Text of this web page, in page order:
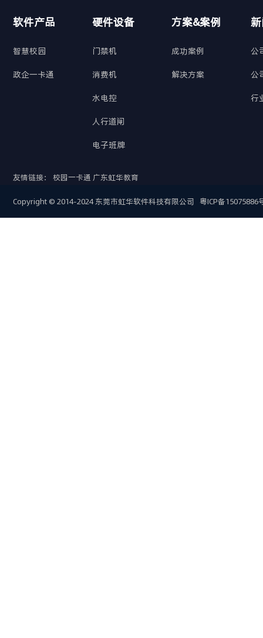
软件产品
智慧校园
政企一卡通
硬件设备
门禁机
消费机
水电控
人行道闸
电子班牌
方案&案例
成功案例
解决方案
公
公
行
友情链接： 校园一卡通 广东虹华教育
Copyright © 2014-2024 东莞市虹华软件科技有限公司 粤ICP备15075886